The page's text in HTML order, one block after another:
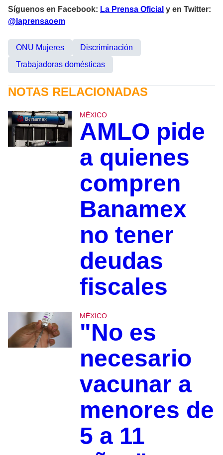
Síguenos en Facebook: La Prensa Oficial y en Twitter:
@laprensaoem
ONU Mujeres
Discriminación
Trabajadoras domésticas
NOTAS RELACIONADAS
MÉXICO
AMLO pide
a quienes
compren
Banamex
no tener
deudas
fiscales
MÉXICO
"No es
necesario
vacunar a
menores de
5 a 11